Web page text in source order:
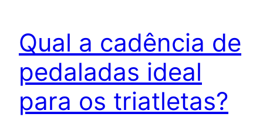
Qual a cadência de
pedaladas ideal
para os triatletas?